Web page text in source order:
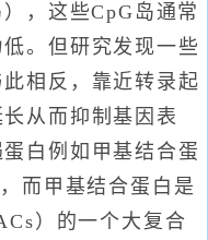
，这些CpG岛通常
。但研究发现一些
相反，靠近转录起
从而抑制基因表
白例如甲基结合蛋
而甲基结合蛋白是
）的一个大复合